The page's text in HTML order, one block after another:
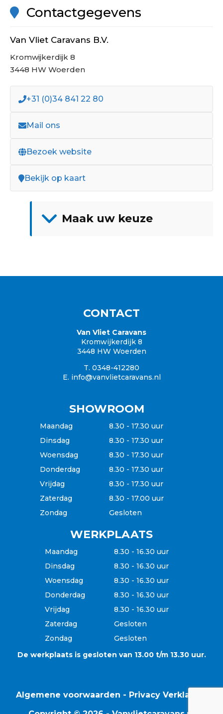
Contactgegevens
Van Vliet Caravans B.V.
Kromwijkerdijk 8
3448 HW Woerden
+31 (0)34 841 22 80
Mail ons
Bezoek website
Bekijk op kaart
Maak uw keuze
Knaus
Campers
Garantie
Inkoop / Caravan verkopen
Verzekering
Betaalgemak
CONTACT
Van Vliet Caravans
Kromwijkerdijk 8
3448 HW Woerden
T. 0348-412280
E. info@vanvlietcaravans.nl
SHOWROOM
Maandag
8.30 - 17.30 uur
Dinsdag
8.30 - 17.30 uur
Woensdag
8.30 - 17.30 uur
Donderdag
8.30 - 17.30 uur
Vrijdag
8.30 - 17.30 uur
Zaterdag
8.30 - 17.00 uur
Zondag
Gesloten
WERKPLAATS
Maandag
8.30 - 16.30 uur
Dinsdag
8.30 - 16.30 uur
Woensdag
8.30 - 16.30 uur
Donderdag
8.30 - 16.30 uur
Vrijdag
8.30 - 16.30 uur
Zaterdag
Gesloten
Zondag
Gesloten
De werkplaats is gesloten van 13.00 t/m 13.30 uur.
Algemene voorwaarden - Privacy Verklaring